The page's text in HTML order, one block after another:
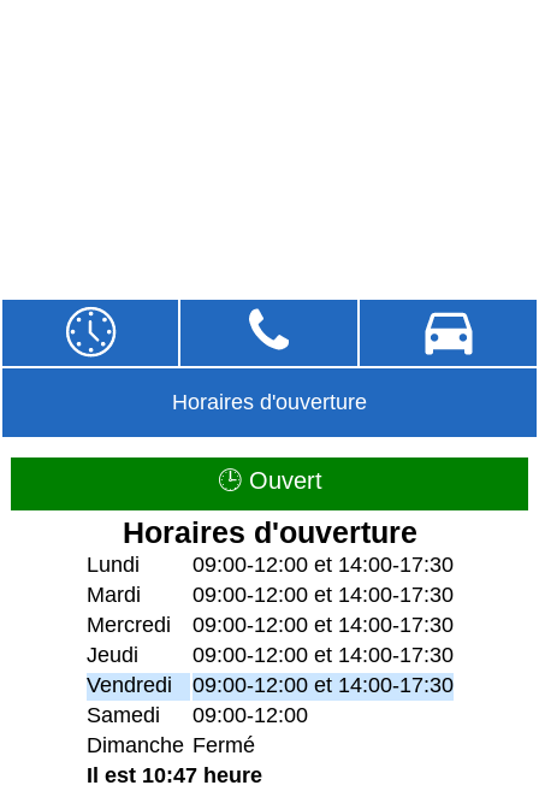
Horaires d'ouverture
🕒 Ouvert
Horaires d'ouverture
Lundi
09:00-12:00 et 14:00-17:30
Mardi
09:00-12:00 et 14:00-17:30
Mercredi
09:00-12:00 et 14:00-17:30
Jeudi
09:00-12:00 et 14:00-17:30
Vendredi
09:00-12:00 et 14:00-17:30
Samedi
09:00-12:00
Dimanche Fermé
Il est 10:47 heure